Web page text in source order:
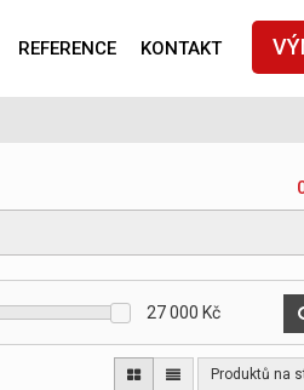
REFERENCE KONTAKT
27 000 Kč
Produktů na